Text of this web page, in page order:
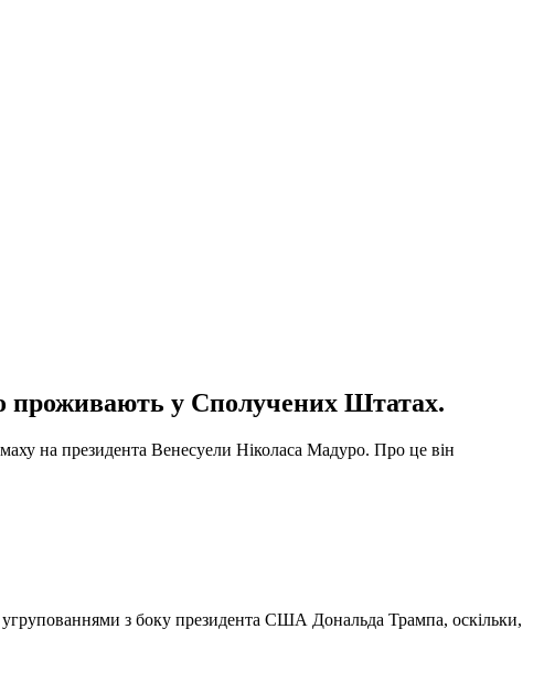
проживають у Сполучених Штатах.
на президента Венесуели Ніколаса Мадуро. Про це він
угрупованнями з боку президента США Дональда Трампа, оскільки,